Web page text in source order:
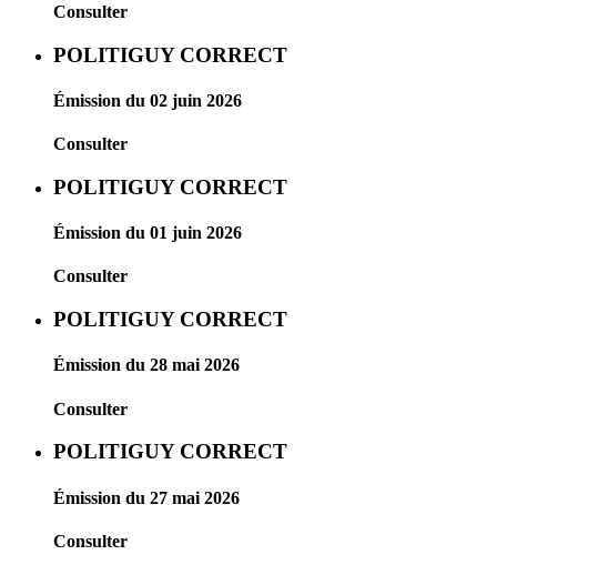
Consulter
POLITIGUY CORRECT
Émission du 02 juin 2026
Consulter
POLITIGUY CORRECT
Émission du 01 juin 2026
Consulter
POLITIGUY CORRECT
Émission du 28 mai 2026
Consulter
POLITIGUY CORRECT
Émission du 27 mai 2026
Consulter